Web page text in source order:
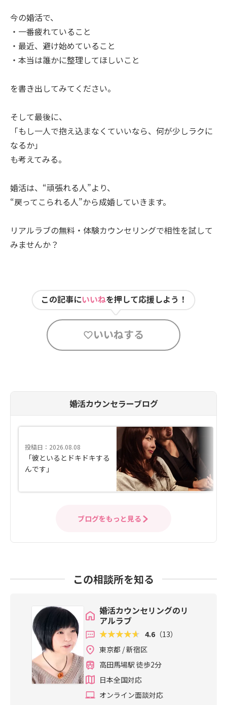
今の婚活で、
・一番疲れていること
・最近、避け始めていること
・本当は誰かに整理してほしいこと
を書き出してみてください。
そして最後に、
「もし一人で抱え込まなくていいなら、何が少しラクに
なるか」
も考えてみる。
婚活は、“頑張れる人”より、
“戻ってこられる人”から成婚していきます。
リアルラブの無料・体験カウンセリングで相性を試して
みませんか？
この記事にいいねを押して応援しよう！
いいねする
婚活カウンセラーブログ
投稿日：2026.08.08
「彼といるとドキドキする
んです」
ブログをもっと見る
この相談所を知る
婚活カウンセリングのリ
アルラブ
4.6 （13）
東京都 / 新宿区
高田馬場駅 徒歩2分
日本全国対応
オンライン面談対応